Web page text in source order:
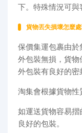
下。特殊情況可與
貨物丟失損壞怎麼
保價集運包裹由
外包裝無損，貨物
外包裝有良好的密
淘集會根據貨物性
如運送貨物容易
良好的包裝。